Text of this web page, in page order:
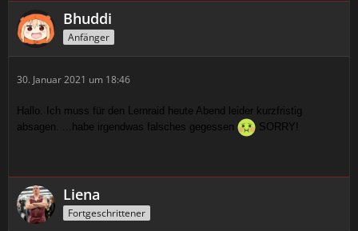
Bhuddi
Anfänger
30. Januar 2021 um 18:46
Hallo. Ich muss für den Lernraid heute Abend leider kurzfristig
absagen. ...habe irgendwas falsches gegessen
SORRY!
Liena
Fortgeschrittener